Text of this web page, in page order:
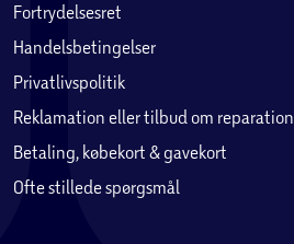
Fortrydelsesret
Handelsbetingelser
Privatlivspolitik
Reklamation eller tilbud om reparation
Betaling, købekort & gavekort
Ofte stillede spørgsmål